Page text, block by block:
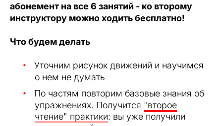
абонемент на все 6 занятий - ко второму
инструктору можно ходить бесплатно!
Что будем делать
Уточним рисунок движений и научимся
о нем не думать
По частям повторим базовые знания об
упражнениях. Получится "второе
чтение" практики: вы уже получили